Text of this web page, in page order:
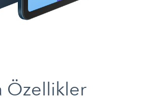
Özellikler